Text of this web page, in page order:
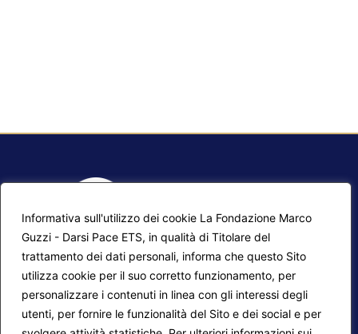
Informativa sull'utilizzo dei cookie La Fondazione Marco
Guzzi - Darsi Pace ETS, in qualità di Titolare del
trattamento dei dati personali, informa che questo Sito
utilizza cookie per il suo corretto funzionamento, per
personalizzare i contenuti in linea con gli interessi degli
utenti, per fornire le funzionalità del Sito e dei social e per
Mappa del sito Calendario corsi